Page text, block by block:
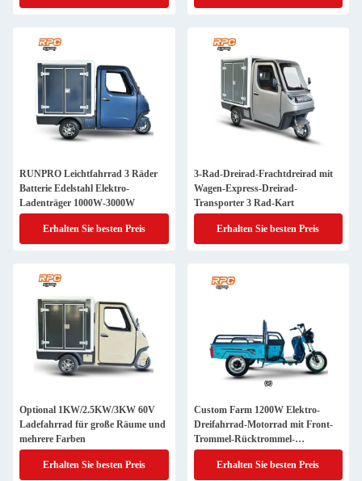
RUNPRO Leichtfahrrad 3 Räder
Batterie Edelstahl Elektro-
Ladenträger 1000W-3000W
Erhalten Sie besten Preis
3-Rad-Dreirad-Frachtdreirad mit
Wagen-Express-Dreirad-
Transporter 3 Rad-Kart
Erhalten Sie besten Preis
Optional 1KW/2.5KW/3KW 60V
Ladefahrrad für große Räume und
mehrere Farben
Erhalten Sie besten Preis
Custom Farm 1200W Elektro-
Dreifahrrad-Motorrad mit Front-
Trommel-Rücktrommel-
Bremssystem
Erhalten Sie besten Preis